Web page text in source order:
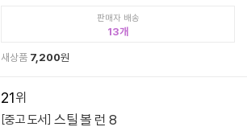
판매자 배송
13
새상품 7,200원
21
[중고 도서] 스틸 볼 런 8